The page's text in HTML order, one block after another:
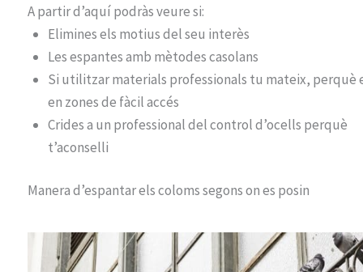
A partir d’aquí podràs veure si:
Elimines els motius del seu interès
Les espantes amb mètodes casolans
Si utilitzar materials professionals tu mateix, perquè
en zones de fàcil accés
Crides a un professional del control d’ocells perquè
t’aconselli
Manera d’espantar els coloms segons on es posin